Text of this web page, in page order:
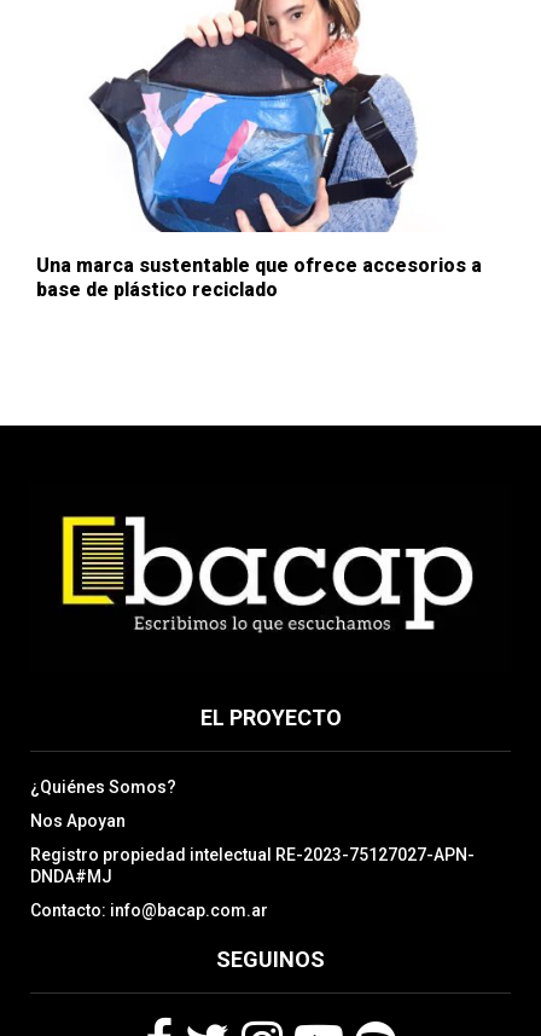
Una marca sustentable que ofrece accesorios a
base de plástico reciclado
EL PROYECTO
¿Quiénes Somos?
Nos Apoyan
Registro propiedad intelectual RE-2023-75127027-APN-
DNDA#MJ
Contacto: info@bacap.com.ar
SEGUINOS